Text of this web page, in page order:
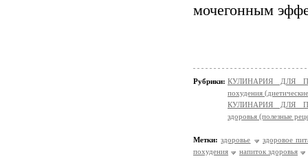
мочегонным
Рубрики: КУЛИНАРИЯ ДЛЯ
похудения
КУЛИНАРИЯ ДЛЯ
здоровья (полезные
Метки: здоровье
здоровое
похудения
напиток здоровья